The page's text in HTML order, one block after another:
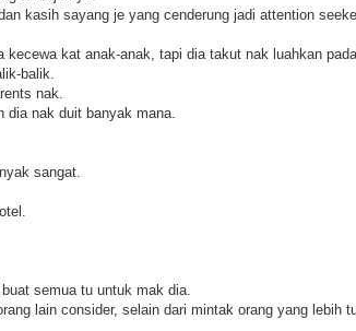
kasih sayang je yang cenderung jadi attention
kecewa kat anak-anak, tapi dia takut nak luahkan
balik.
nak.
dia nak duit banyak mana.
sangat.
semua tu untuk mak dia.
lain consider, selain dari mintak orang yang lebih